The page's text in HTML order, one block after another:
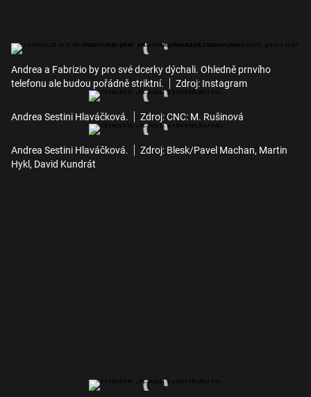
Andrea a Fabrizio by pro své dcerky dýchali. Ohledně prnvího
telefonu ale budou pořádně striktní.
Zdroj: Instagram
Andrea Sestini Hlaváčková. Zdroj: CNC: M. Rušinová
Andrea Sestini Hlaváčková.
Zdroj: Blesk/Pavel Machan, Martin
Hykl, David Kundrát